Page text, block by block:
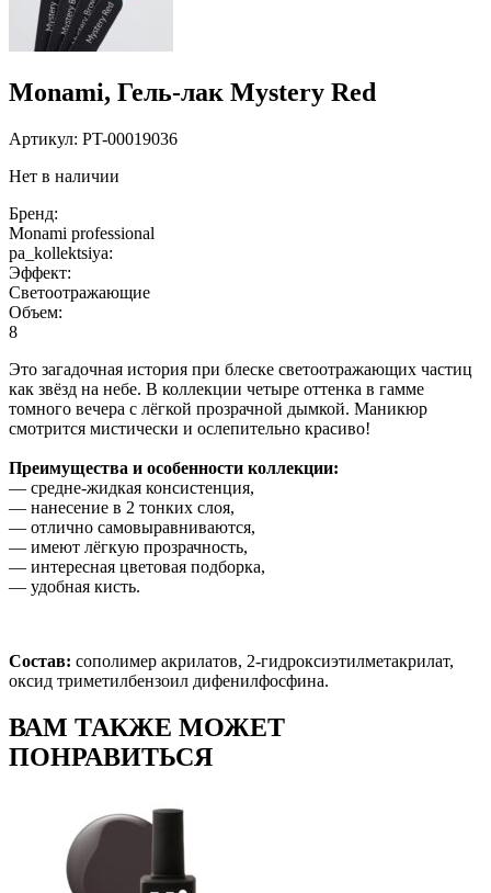
Monami, Гель-лак Mystery Red
Артикул: PT-00019036
Нет в наличии
Бренд:
Monami professional
pa_kollektsiya:
Эффект:
Светоотражающие
Объем:
8
Это загадочная история при блеске светоотражающих частиц
как звёзд на небе. В коллекции четыре оттенка в гамме
томного вечера с лёгкой прозрачной дымкой. Маникюр
смотрится мистически и ослепительно красиво!
Преимущества и особенности коллекции:
— средне-жидкая консистенция,
— нанесение в 2 тонких слоя,
— отлично самовыравниваются,
— имеют лёгкую прозрачность,
— интересная цветовая подборка,
— удобная кисть.
Состав: сополимер акрилатов, 2-гидроксиэтилметакрилат,
оксид триметилбензоил дифенилфосфина.
ВАМ ТАКЖЕ МОЖЕТ
ПОНРАВИТЬСЯ